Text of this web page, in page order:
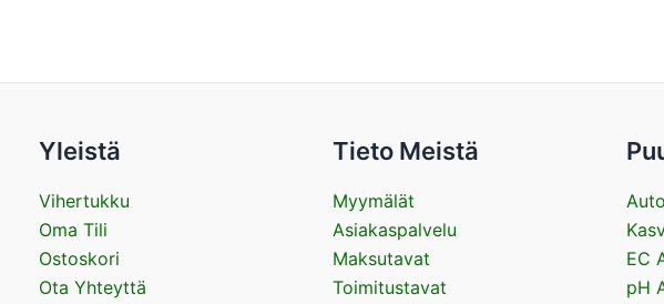
Yleistä
Vihertukku
Oma Tili
Ostoskori
Ota Yhteyttä
Tieto Meistä
Myymälät
Asiakaspalvelu
Maksutavat
Toimitustavat
EC
pH